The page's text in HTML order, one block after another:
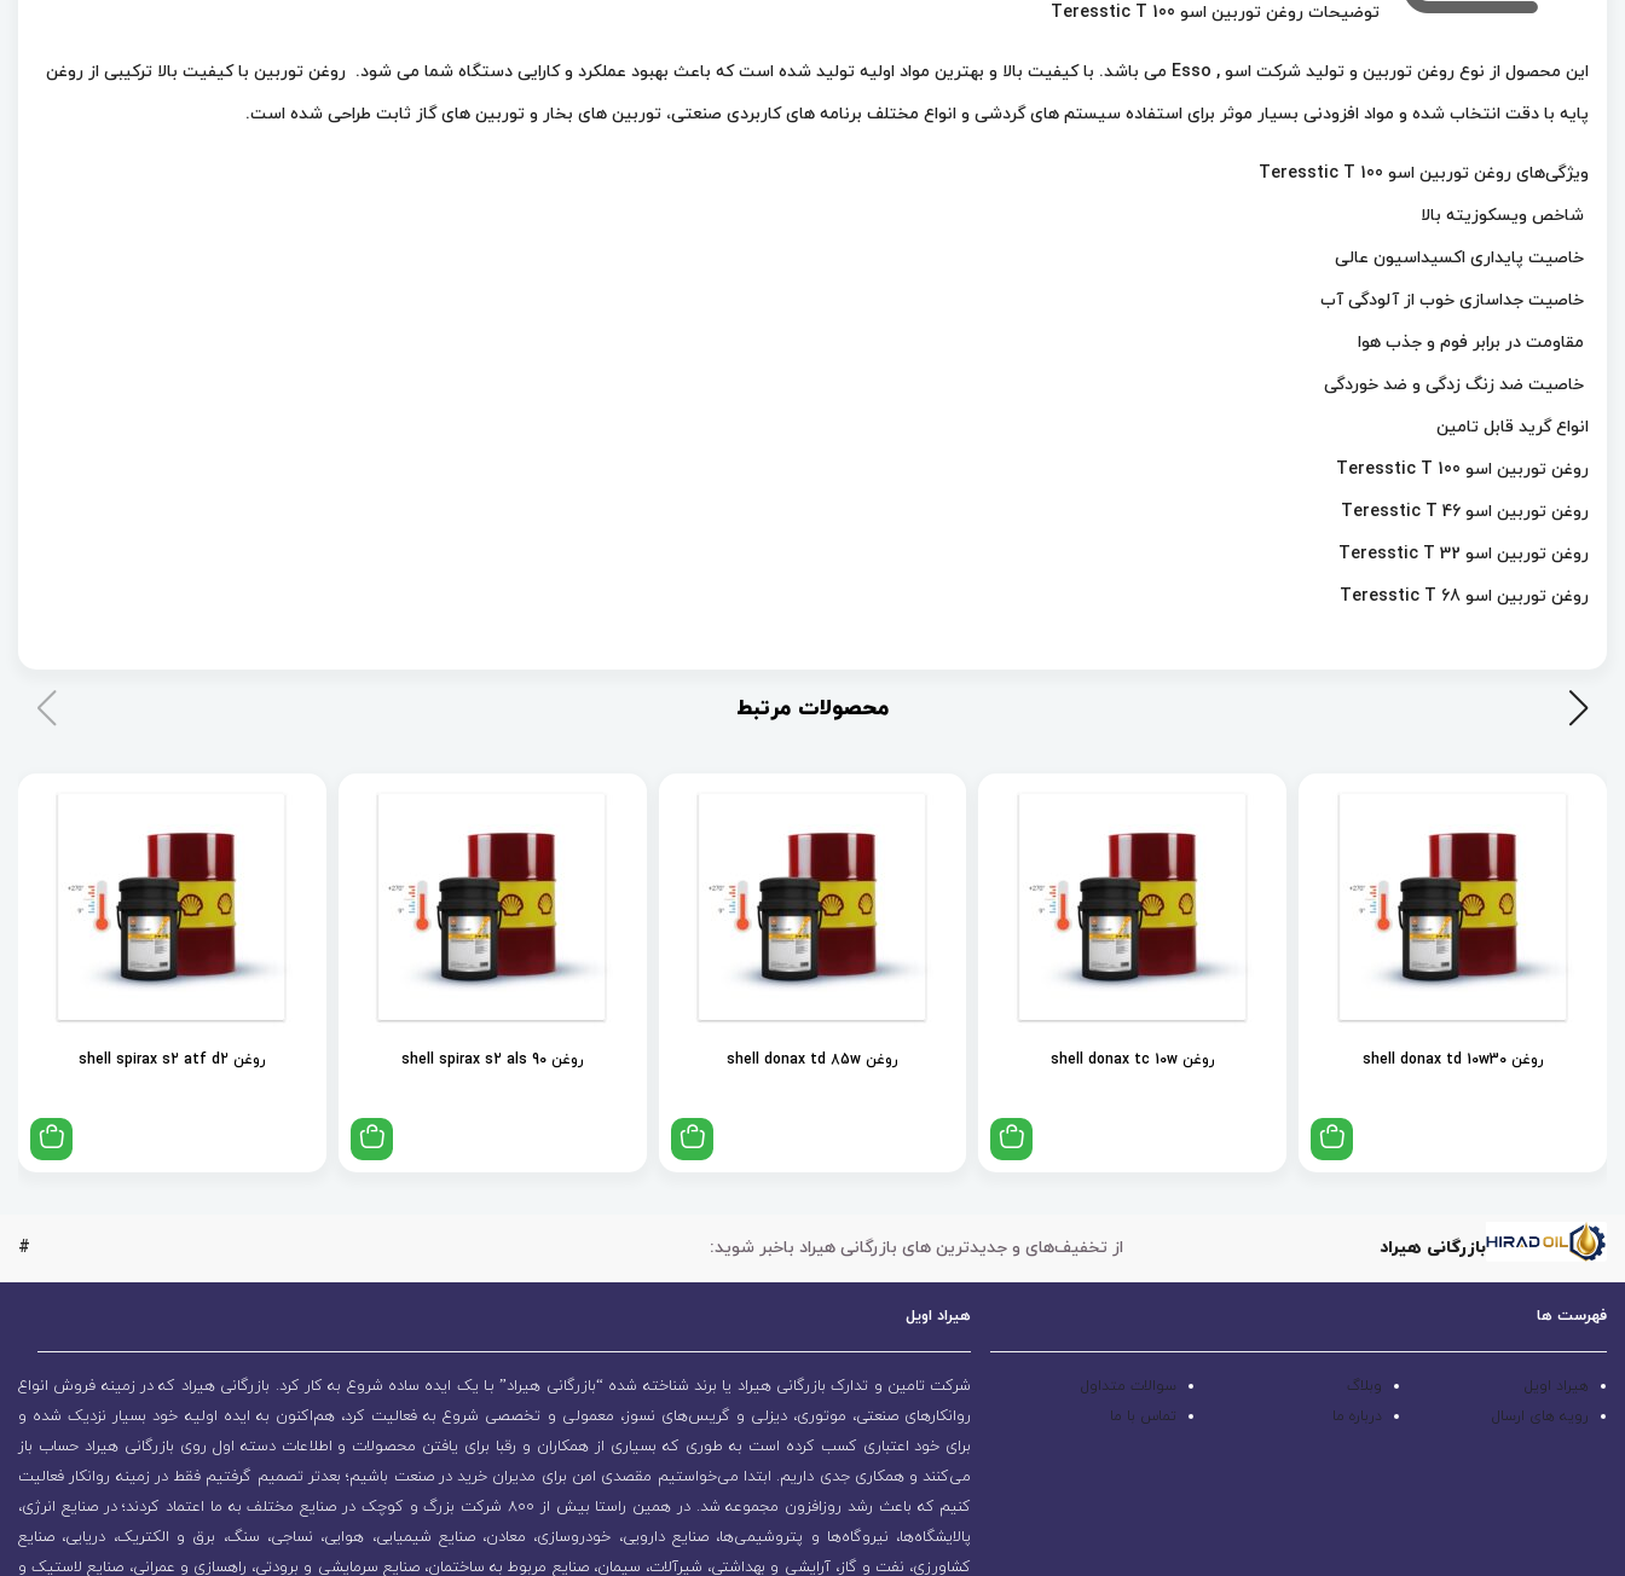
توضیحات روغن توربین اسو Teresstic T 100
این محصول از نوع روغن توربین و تولید شرکت اسو , Esso می باشد. با کیفیت بالا و بهترین مواد اولیه تولید شده است که باعث بهبود عملکرد و کارایی دستگاه شما می شود.
روغن توربین با کیفیت بالا ترکیبی از روغن
پایه با دقت انتخاب شده و مواد افزودنی بسیار موثر برای استفاده سیستم های گردشی و انواع مختلف برنامه های کاربردی صنعتی، توربین های بخار و توربین های گاز ثابت طراحی شده است.
ویژگی‌های روغن توربین اسو Teresstic T 100
شاخص ویسکوزیته بالا
خاصیت پایداری اکسیداسیون عالی
خاصیت جداسازی خوب از آلودگی آب
مقاومت در برابر فوم و جذب هوا
خاصیت ضد زنگ زدگی و ضد خوردگی
انواع گرید قابل تامین
روغن توربین اسو Teresstic T 100
روغن توربین اسو Teresstic T 46
روغن توربین اسو Teresstic T 32
روغن توربین اسو Teresstic T 68
محصولات مرتبط
روغن shell donax td 10w30 روغن shell donax tc 10w روغن shell donax td 85w روغن shell spirax s2 als 90 روغن shell spirax s2 atf d2
بازرگانی هیراد از تخفیف‌های و جدیدترین های بازرگانی هیراد باخبر شوید: #
فهرست ها
هیراد اویل وبلاگ
سوالات متداول
رویه های ارسال
درباره ما تماس با ما
هیراد اویل
شرکت تامین و تدارک بازرگانی هیراد یا برند شناخته شده “بازرگانی هیراد” بـا یک ایده ساده شروع به کار کرد. بازرگانی هیراد که در زمینه فروش انواع
روانکارهای صنعتی، موتوری، دیزلی و گریس‌های نسوز، معمولی و تخصصی شروع به فعالیت کرد، هم‌اکنون به ایده اولیه خود بسیار نزدیک شده و
برای خود اعتباری کسب کرده است به طوری که بسیاری از همکاران و رقبا برای یافتن محصولات و اطلاعات دسته اول روی بازرگانی هیراد حساب باز
می‌کنند و همکاری جدی داریم. ابتدا می‌خواستیم مقصدی امن برای مدیران خرید در صنعت باشیم؛ بعدتر تصمیم گرفتیم فقط در زمینه روانکار فعالیت
کنیم که باعث رشد روزافزون مجموعه شد. در همین راستا بیش از 800 شرکت بزرگ و کوچک در صنایع مختلف به ما اعتماد کردند؛ در صنایع انرژی،
پالایشگاه‌ها، نیروگاه‌ها و پتروشیمی‌ها، صنایع دارویی، خودروسازی، معادن، صنایع شیمیایی، هوایی، نساجی، سنگ، برق و الکتریک، دریایی، صنایع
کشاورزی، نفت و گاز، آرایشی و بهداشتی، شیرآلات، سیمان، صنایع مربوط به ساختمان، صنایع سرمایشی و برودتی، راهسازی و عمرانی، صنایع لاستیک و